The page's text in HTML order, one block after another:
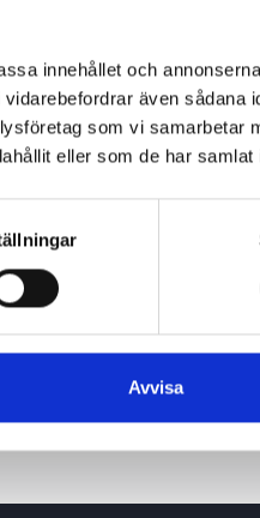
innehållet och
även sådana
som vi samarbetar
eller som de har
Avvisa